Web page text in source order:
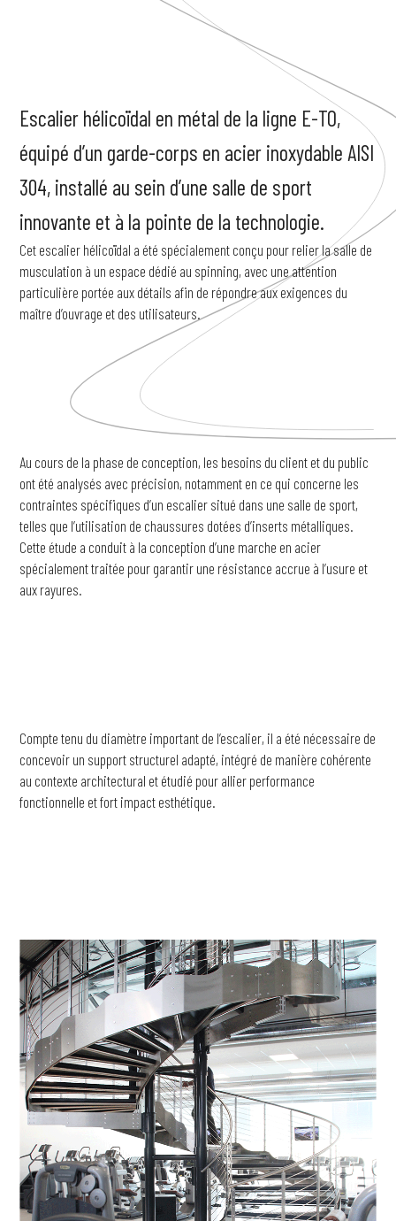
Escalier hélicoïdal en métal de la ligne E-TO,
équipé d’un garde-corps en acier inoxydable AISI
304, installé au sein d’une salle de sport
innovante et à la pointe de la technologie.
Cet escalier hélicoïdal a été spécialement conçu pour relier la salle de
musculation à un espace dédié au spinning, avec une attention
particulière portée aux détails afin de répondre aux exigences du
maître d’ouvrage et des utilisateurs.
Au cours de la phase de conception, les besoins du client et du public
ont été analysés avec précision, notamment en ce qui concerne les
contraintes spécifiques d’un escalier situé dans une salle de sport,
telles que l’utilisation de chaussures dotées d’inserts métalliques.
Cette étude a conduit à la conception d’une marche en acier
spécialement traitée pour garantir une résistance accrue à l’usure et
aux rayures.
Compte tenu du diamètre important de l’escalier, il a été nécessaire de
concevoir un support structurel adapté, intégré de manière cohérente
au contexte architectural et étudié pour allier performance
fonctionnelle et fort impact esthétique.